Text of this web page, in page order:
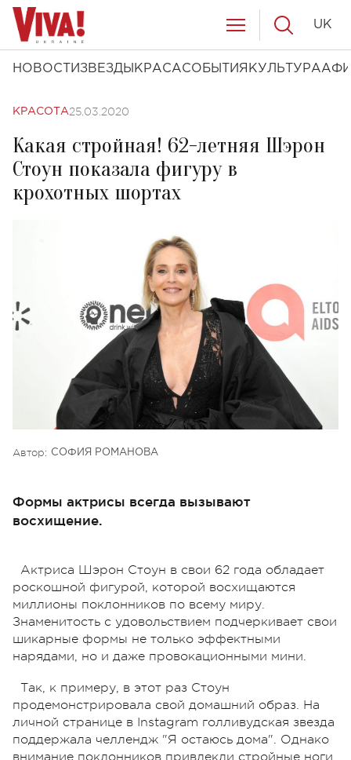
НОВОСТИ ЗВЕЗДЫ КРАСАСОБЫТИЯ КУЛЬТУРА
UK
КРАСОТА25.03.2020
Какая стройная! 62-летняя Шэрон
Стоун показала фигуру в
крохотных шортах
Автор: СОФИЯ РОМАНОВА
Формы актрисы всегда вызывают
восхищение.
Актриса Шэрон Стоун в свои 62 года обладает
роскошной фигурой, которой восхищаются
миллионы поклонников по всему миру.
Знаменитость с удовольствием подчеркивает свои
шикарные формы не только эффектными
нарядами, но и даже провокационными мини.
Так, к примеру, в этот раз Стоун
продемонстрировала свой домашний образ. На
личной странице в Instagram голливудская звезда
поддержала челлендж "Я остаюсь дома". Однако
внимание поклонников привлекли стройные ноги